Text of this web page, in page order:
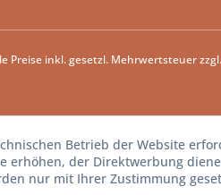
Preise inkl. gesetzl. Mehrwertsteuer zzgl.
Betrieb der Website
erhöhen, der Direktwerbung
nur mit Ihrer Zustimmung